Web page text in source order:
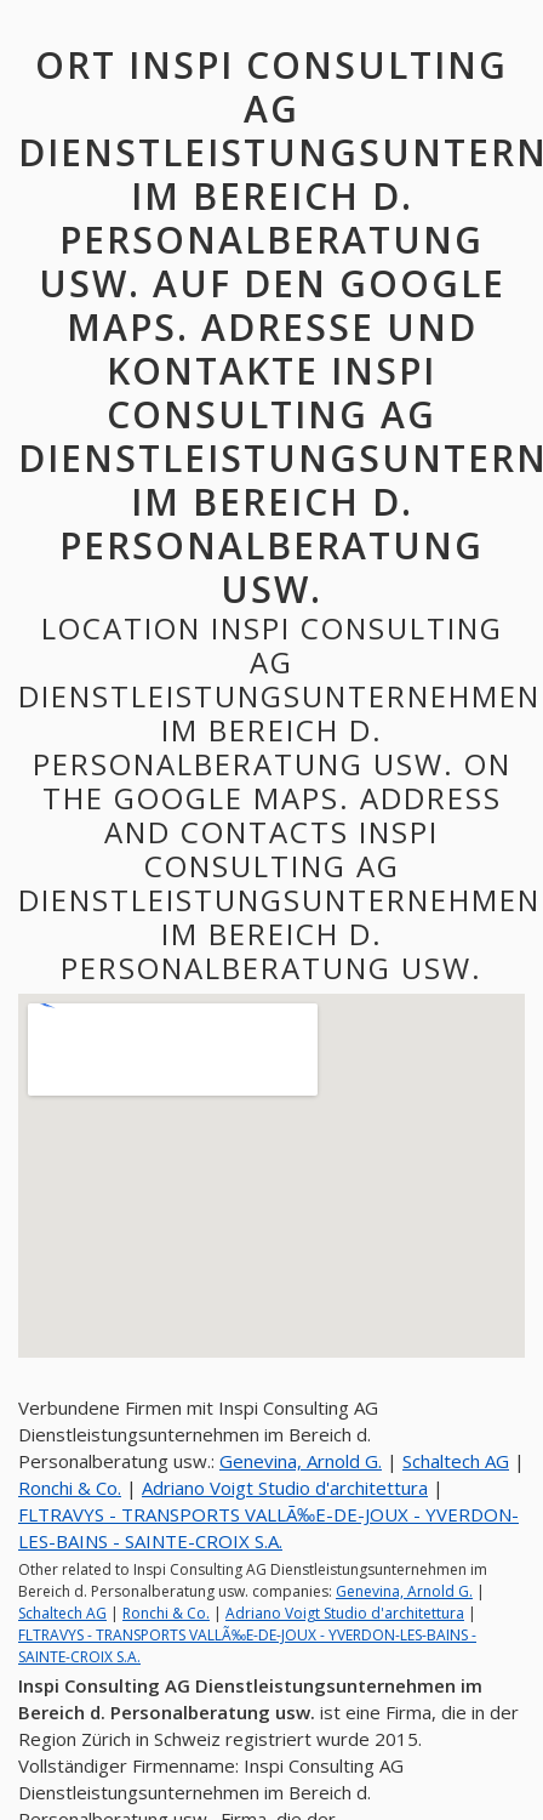
ORT INSPI CONSULTING
AG
IM BEREICH D.
PERSONALBERATUNG
USW. AUF DEN GOOGLE
MAPS. ADRESSE UND
KONTAKTE INSPI
CONSULTING AG
IM BEREICH D.
PERSONALBERATUNG
USW.
LOCATION INSPI CONSULTING
AG
DIENSTLEISTUNGSUNTERNEHMEN
IM BEREICH D.
PERSONALBERATUNG USW. ON
THE GOOGLE MAPS. ADDRESS
AND CONTACTS INSPI
CONSULTING AG
DIENSTLEISTUNGSUNTERNEHMEN
IM BEREICH D.
PERSONALBERATUNG USW.
Verbundene Firmen mit Inspi Consulting AG
Dienstleistungsunternehmen im Bereich d.
Personalberatung usw.: Genevina, Arnold G. | Schaltech AG |
Ronchi & Co. | Adriano Voigt Studio d'architettura |
FLTRAVYS - TRANSPORTS VALLÃ‰E-DE-JOUX - YVERDON-
LES-BAINS - SAINTE-CROIX S.A.
Other related to Inspi Consulting AG Dienstleistungsunternehmen im
Bereich d. Personalberatung usw. companies: Genevina, Arnold G. |
Schaltech AG | Ronchi & Co. | Adriano Voigt Studio d'architettura |
FLTRAVYS - TRANSPORTS VALLÃ‰E-DE-JOUX - YVERDON-LES-BAINS -
SAINTE-CROIX S.A.
Inspi Consulting AG Dienstleistungsunternehmen im
Bereich d. Personalberatung usw. ist eine Firma, die in der
Region Zürich in Schweiz registriert wurde 2015.
Vollständiger Firmenname: Inspi Consulting AG
Dienstleistungsunternehmen im Bereich d.